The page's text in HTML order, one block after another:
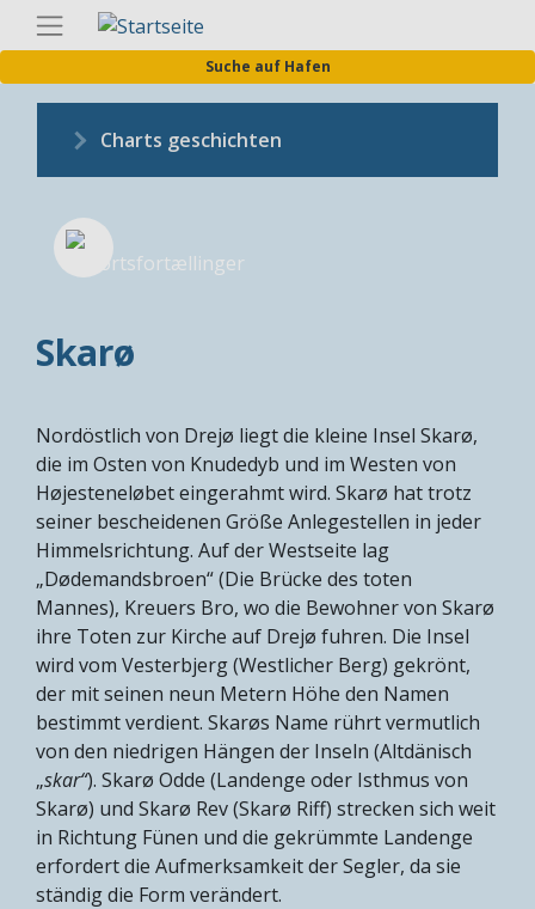
Direkt
zum
Suche auf Hafen
Charts geschichten
Skarø
Nordöstlich von Drejø liegt die kleine Insel Skarø,
die im Osten von Knudedyb und im Westen von
Højesteneløbet eingerahmt wird. Skarø hat trotz
seiner bescheidenen Größe Anlegestellen in jeder
Himmelsrichtung. Auf der Westseite lag
„Dødemandsbroen“ (Die Brücke des toten
Mannes), Kreuers Bro, wo die Bewohner von Skarø
ihre Toten zur Kirche auf Drejø fuhren. Die Insel
wird vom Vesterbjerg (Westlicher Berg) gekrönt,
der mit seinen neun Metern Höhe den Namen
bestimmt verdient. Skarøs Name rührt vermutlich
von den niedrigen Hängen der Inseln (Altdänisch
„skar“). Skarø Odde (Landenge oder Isthmus von
Skarø) und Skarø Rev (Skarø Riff) strecken sich weit
in Richtung Fünen und die gekrümmte Landenge
erfordert die Aufmerksamkeit der Segler, da sie
ständig die Form verändert.